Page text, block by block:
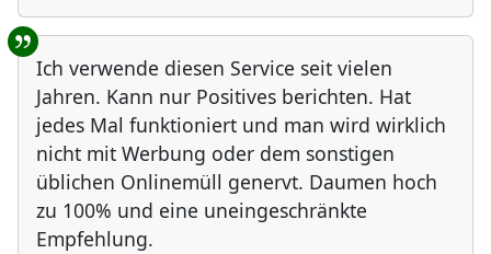
Ich verwende diesen Service seit vielen
Jahren. Kann nur Positives berichten. Hat
jedes Mal funktioniert und man wird wirklich
nicht mit Werbung oder dem sonstigen
üblichen Onlinemüll genervt. Daumen hoch
zu 100% und eine uneingeschränkte
Empfehlung.